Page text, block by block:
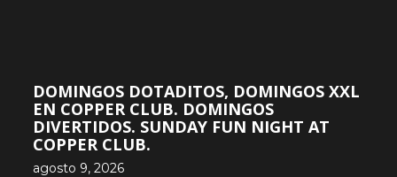
DOMINGOS DOTADITOS, DOMINGOS XXL
EN COPPER CLUB. DOMINGOS
DIVERTIDOS. SUNDAY FUN NIGHT AT
COPPER CLUB.
agosto 9, 2026